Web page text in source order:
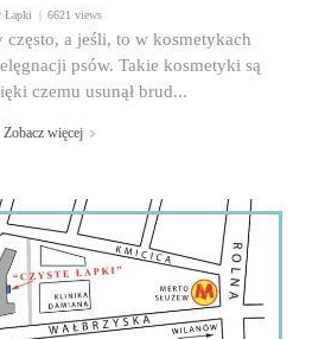
Łapki 6621 views
często, a jeśli, to w kosmetykach
psów. Takie kosmetyki są
czemu usunął brud...
Zobacz więcej